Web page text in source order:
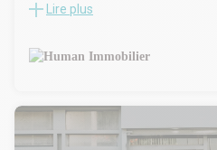
A VENDRE : Local à aménager à
de 16,8m². Situé sur Bordeaux
André et Tribunal. Idéal pour
Lire plus